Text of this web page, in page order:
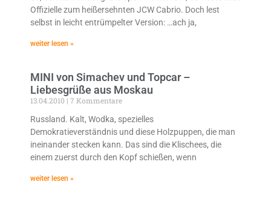
Offizielle zum heißersehnten JCW Cabrio. Doch lest
selbst in leicht entrümpelter Version: …ach ja,
weiter lesen »
MINI von Simachev und Topcar –
Liebesgrüße aus Moskau
13.04.2010
7 Kommentare
Russland. Kalt, Wodka, spezielles
Demokratieverständnis und diese Holzpuppen, die man
ineinander stecken kann. Das sind die Klischees, die
einem zuerst durch den Kopf schießen, wenn
weiter lesen »